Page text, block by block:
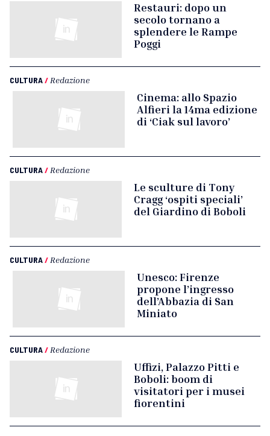
Restauri: dopo un
secolo tornano a
splendere le Rampe
Poggi
CULTURA/ Redazione
Cinema: allo Spazio
Alfieri la 14ma edizione
di ‘Ciak sul lavoro’
CULTURA/ Redazione
Le sculture di Tony
Cragg ‘ospiti speciali’
del Giardino di Boboli
CULTURA/ Redazione
Unesco: Firenze
propone l’ingresso
dell’Abbazia di San
Miniato
CULTURA/ Redazione
Uffizi, Palazzo Pitti e
Boboli: boom di
visitatori per i musei
fiorentini